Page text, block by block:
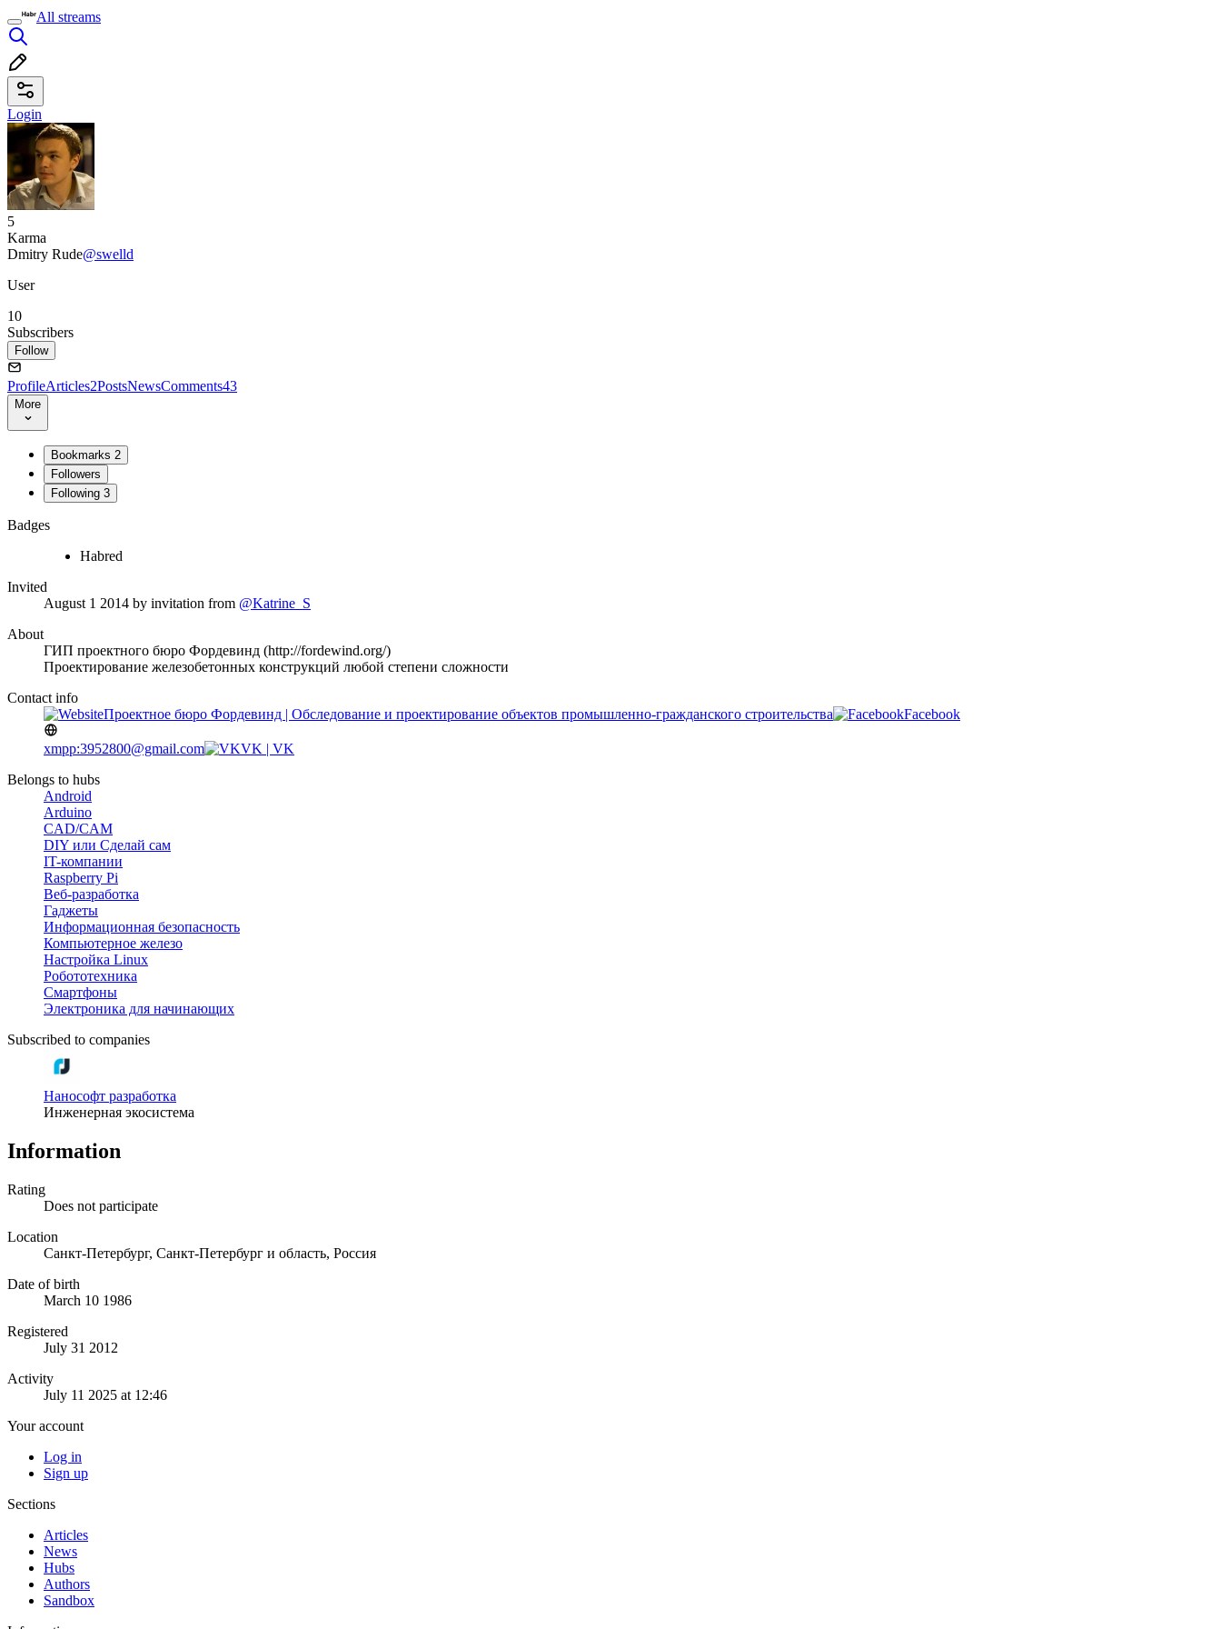
All streams
Login
5
Karma
Dmitry Rude@swelld
User
10
Subscribers
Follow
ProfileArticles2PostsNewsComments43
More
Bookmarks 2
Followers
Following 3
Badges
Habred
Invited
August 1 2014 by invitation from @Katrine_S
About
ГИП проектного бюро Фордевинд (http://fordewind.org/)
Проектирование железобетонных конструкций любой степени сложности
Contact info
Проектное бюро Фордевинд | Обследование и проектирование объектов промышленно-гражданского строительства
Facebook
xmpp:3952800@gmail.com
VK | VK
Belongs to hubs
Android
Arduino
CAD/CAM
DIY или Сделай сам
IT-компании
Raspberry Pi
Веб-разработка
Гаджеты
Информационная безопасность
Компьютерное железо
Настройка Linux
Робототехника
Смартфоны
Электроника для начинающих
Subscribed to companies
Нанософт разработка
Инженерная экосистема
Information
Rating
Does not participate
Location
Санкт-Петербург, Санкт-Петербург и область, Россия
Date of birth
March 10 1986
Registered
July 31 2012
Activity
July 11 2025 at 12:46
Your account
Log in
Sign up
Sections
Articles
News
Hubs
Authors
Sandbox